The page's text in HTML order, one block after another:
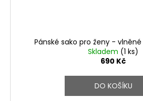
Pánské sako pro ženy -
Skladem (1 ks)
690 Kč
DO KOŠÍKU